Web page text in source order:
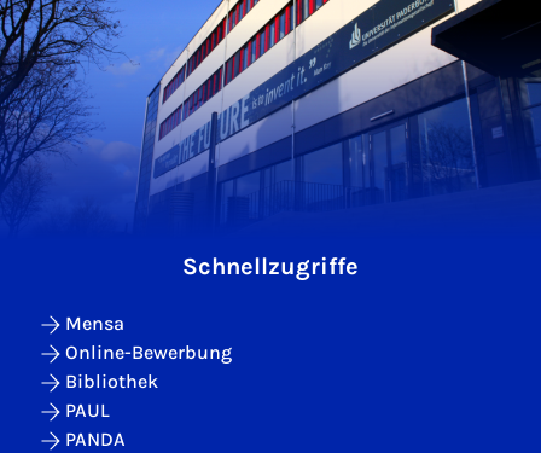
Schnellzugriffe
Mensa
Online-Bewerbung
Bibliothek
PAUL
PANDA